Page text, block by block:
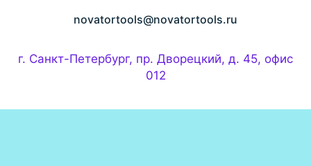
novatortools@novatortools.ru
г. Санкт-Петербург, пр. Дворецкий, д. 45, офис
012